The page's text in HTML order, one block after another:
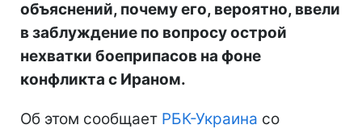
объяснений, почему его, вероятно, ввели
в заблуждение по вопросу острой
нехватки боеприпасов на фоне
конфликта с Ираном.
Об этом сообщает РБК-Украина со